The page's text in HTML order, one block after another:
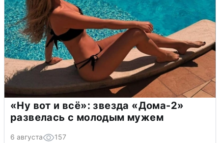
«Ну вот и всё»: звезда «Дома-2»
развелась с молодым мужем
6 августа 157